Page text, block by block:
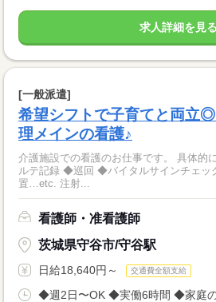
求人詳細を見る
[一般派遣]
希望シフトで子育てと両立
理メインの看護♪
介護施設での看護のお仕事です。 具体的には… ◆内服薬の管理 ◆カ
ルテ記録 ◆巡回 ◆バイタルサインチェッ
置…etc. 注射...
看護師・准看護師
茨城県守谷市/守谷駅
日給18,640円～ 交通費全額支給
◆週2日〜OK ◆実働6時間 ◆家庭の